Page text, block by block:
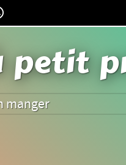
petit
manger
X